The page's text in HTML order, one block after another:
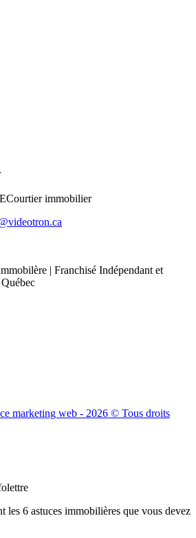
Courtier immobilier
| Franchisé Indépendant et
marketing web - 2026 © Tous droits
les 6 astuces immobilières que vous devez